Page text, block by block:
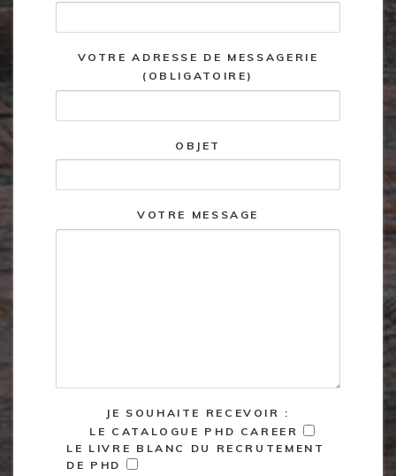
VOTRE ADRESSE DE MESSAGERIE
(OBLIGATOIRE)
OBJET
VOTRE MESSAGE
JE SOUHAITE RECEVOIR :
LE CATALOGUE PHD CAREER
LE LIVRE BLANC DU RECRUTEMENT
DE PHD